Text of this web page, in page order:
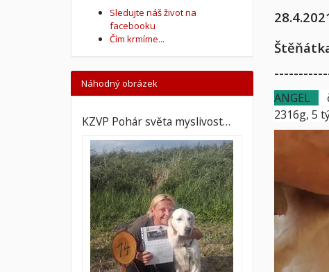
ANGEL
2316g, 5
Sledujte náš život na
facebooku
Čím krmíme...
Náhodný obrázek
KZVP Pohár světa myslivost…